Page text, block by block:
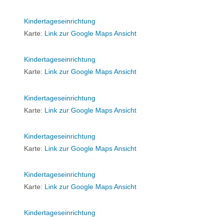
Kindertageseinrichtung
Karte: Link zur Google Maps Ansicht
Kindertageseinrichtung
Karte: Link zur Google Maps Ansicht
Kindertageseinrichtung
Karte: Link zur Google Maps Ansicht
Kindertageseinrichtung
Karte: Link zur Google Maps Ansicht
Kindertageseinrichtung
Karte: Link zur Google Maps Ansicht
Kindertageseinrichtung